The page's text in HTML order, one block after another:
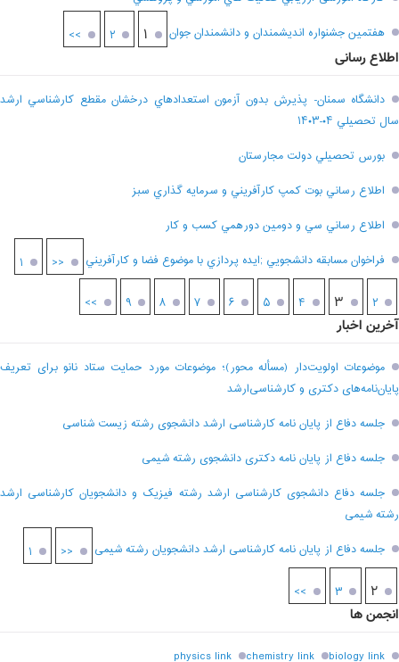
هفتمين جشنواره انديشمندان و دانشمندان جوان
۱ ۲ >>
اطلاع رسانی
دانشگاه سمنان- پذيرش بدون آزمون استعدادهاي درخشان مقطع کارشناسي ارشد
سال تحصيلي ۰۴-۱۴۰۳
بورس تحصيلي دولت مجارستان
اطلاع رساني بوت کمپ کارآفريني و سرمايه گذاري سبز
اطلاع رساني سي و دومين دورهمي کسب و کار
فراخوان مسابقه دانشجويي ;ايده پردازي با موضوع فضا و کارآفريني
<< ۱
۲ ۳ ۴ ۵ ۶ ۷ ۸ ۹ >>
آخرین اخبار
موضوعات اولویت‌دار (مسأله محور)؛ موضوعات مورد حمایت ستاد نانو برای تعریف
پایان‌نامه‌های دکتری و کارشناسی‌ارشد
جلسه دفاع از پایان نامه کارشناسی ارشد دانشجوی رشته زیست شناسی
جلسه دفاع از پایان نامه دکتری دانشجوی رشته شیمی
جلسه دفاع دانشجوی کارشناسی ارشد رشته فیزیک و دانشجویان کارشناسی ارشد
رشته شیمی
جلسه دفاع از پایان نامه کارشناسی ارشد دانشجویان رشته شیمی
<< ۱
۲ ۳ >>
انجمن ها
biology link
chemistry link
physics link